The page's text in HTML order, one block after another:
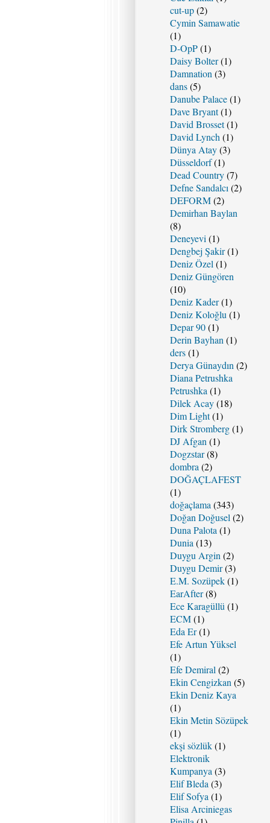
cut-up(2)
Cymin Samawatie
(1)
D-OpP(1)
Daisy Bolter(1)
Damnation (3)
dans(5)
Danube Palace(1)
Dave Bryant(1)
David Brosset(1)
David Lynch (1)
Dünya Atay(3)
Düsseldorf(1)
Dead Country(7)
Defne Sandalcı (2)
DEFORM(2)
Demirhan Baylan
(8)
Deneyevi (1)
Dengbej Şakir(1)
Deniz Özel (1)
Deniz Güngören
(10)
Deniz Kader(1)
Deniz Koloğlu (1)
Depar 90(1)
Derin Bayhan (1)
ders(1)
Derya Günaydın (2)
Diana Petrushka
Petrushka (1)
Dilek Acay(18)
Dim Light(1)
Dirk Stromberg(1)
DJ Afgan (1)
Dogzstar(8)
dombra (2)
DOĞAÇLAFEST
(1)
doğaçlama (343)
Doğan Doğusel (2)
Duna Palota (1)
Dunia (13)
Duygu Argin (2)
Duygu Demir(3)
E.M. Sozüpek(1)
EarAfter(8)
Ece Karagüllü (1)
ECM(1)
Eda Er(1)
Efe Artun Yüksel
(1)
Efe Demiral (2)
Ekin Cengizkan (5)
Ekin Deniz Kaya
(1)
Ekin Metin Sözüpek
(1)
ekşi sözlük(1)
Elektronik
Kumpanya (3)
Elif Bleda (3)
Elif Sofya (1)
Elisa Arciniegas